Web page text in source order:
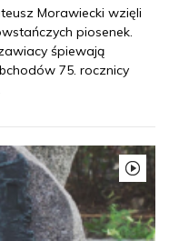
Morawiecki wzięli
piosenek.
śpiewają
75. rocznicy